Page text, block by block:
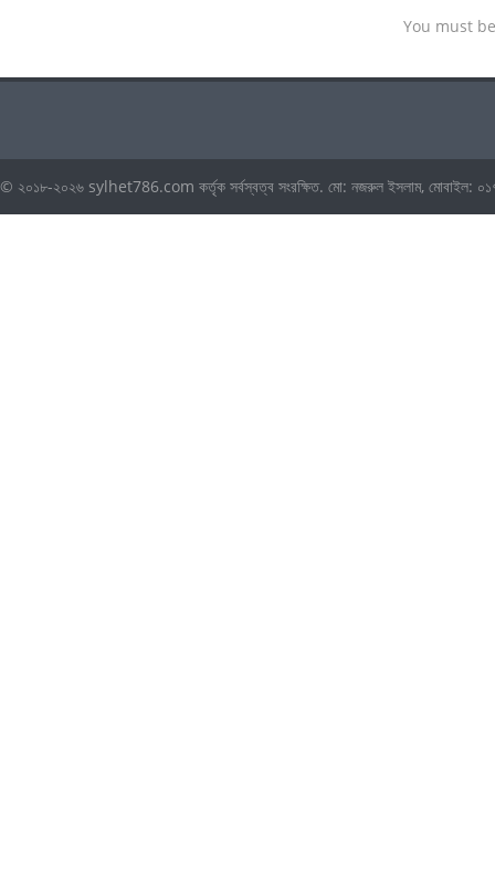
You must
© ২০১৮-২০২৬ sylhet786.com কর্তৃক সর্বস্বত্ব সংরক্ষিত. মো: নজরুল ইসলাম,